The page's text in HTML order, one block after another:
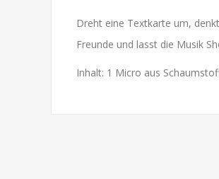
Dreht eine Textkarte um,
Freunde und lasst die Musik
Inhalt: 1 Micro aus